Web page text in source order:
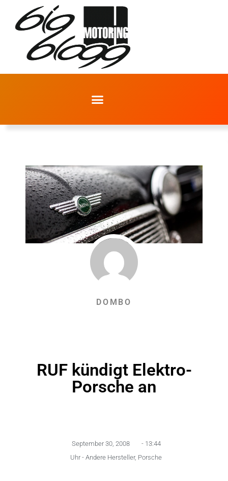
DOMBO
RUF kündigt Elektro-
Porsche an
September 30, 2008 - 13:44
Uhr - Andere Hersteller, Porsche